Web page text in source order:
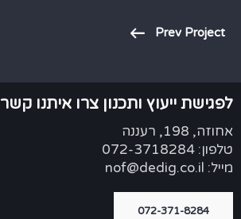
Prev Project
לפגישת ייעוץ ותכנון צרו איתנו קשר
אחוזה, 198, רעננה
טלפון: 072-3718284
מייל: nof@dedig.co.il
072-371-8284